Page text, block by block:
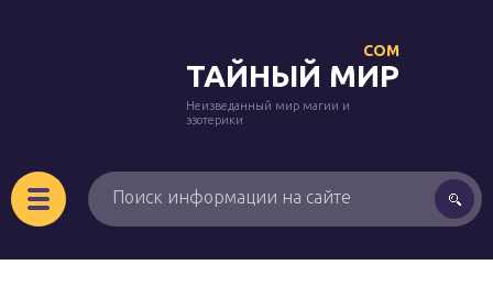
ТАЙНЫЙ МИР
COM
Неизведанный мир магии и
эзотерики